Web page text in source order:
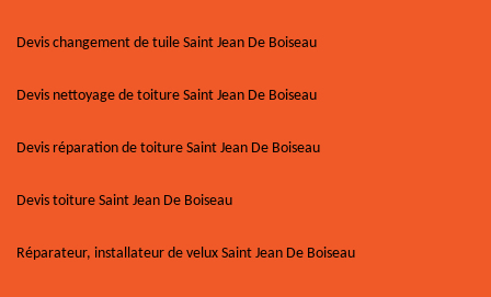
Devis changement de tuile Saint Jean De Boiseau
Devis nettoyage de toiture Saint Jean De Boiseau
Devis réparation de toiture Saint Jean De Boiseau
Devis toiture Saint Jean De Boiseau
Réparateur, installateur de velux Saint Jean De Boiseau